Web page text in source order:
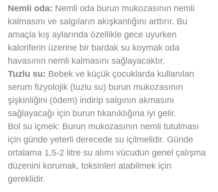
Nemli oda: Nemli oda burun mukozasının nemli
kalmasını ve salgıların akışkanlığını arttırır. Bu
amaçla kış aylarında özellikle gece uyurken
kaloriferin üzerine bir bardak su koymak oda
havasının nemli kalmasını sağlayacaktır.
Tuzlu su: Bebek ve küçük çocuklarda kullanılan
serum fizyolojik (tuzlu su) burun mukozasının
şişkinliğini (ödem) indirip salgının akmasını
sağlayacağı için burun tıkanıklığına iyi gelir.
Bol su içmek: Burun mukozasının nemli tutulması
için günde yeterli derecede su içilmelidir. Günde
ortalama 1,5-2 litre su alımı vücudun genel çalışma
düzenini korumak, toksinleri atabilmek için
gereklidir.